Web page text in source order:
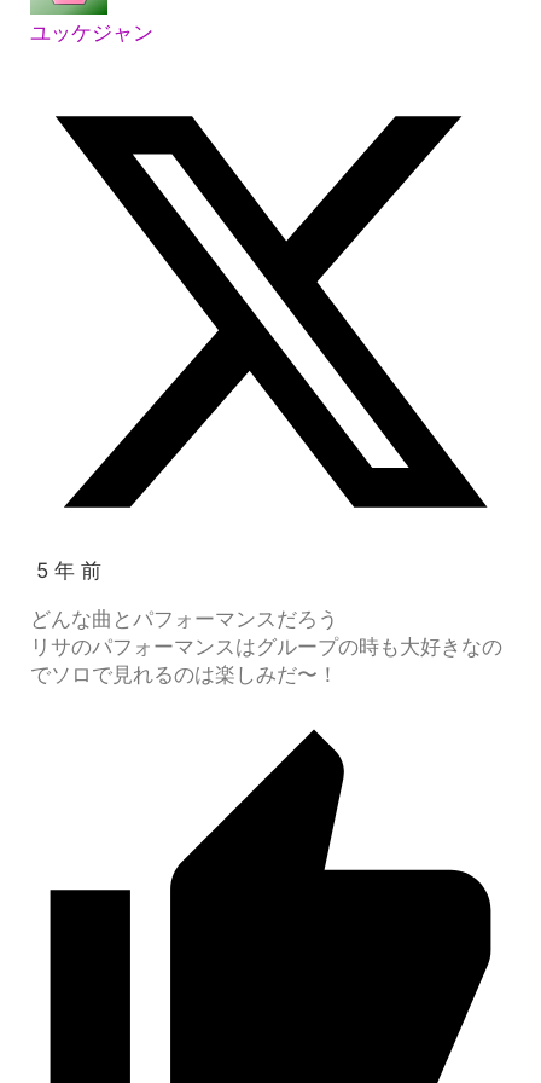
ユッケジャン
5 年 前
どんな曲とパフォーマンスだろう
リサのパフォーマンスはグループの時も大好きなの
でソロで見れるのは楽しみだ〜！